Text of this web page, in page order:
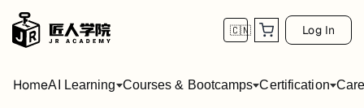
🇨🇳 Log In
HomeAI Learning Courses & Bootcamps Certification